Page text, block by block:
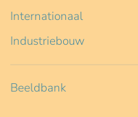
Internationaal
Industriebouw
Beeldbank